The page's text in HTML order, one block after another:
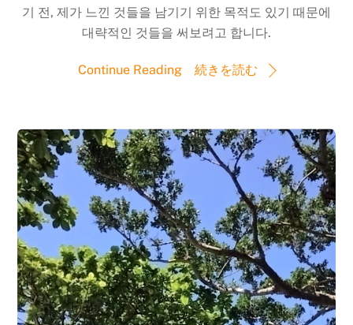
기 전, 제가 느낀 것들을 남기기 위한 목적도 있기 때문에
대략적인 것들을 써보려고 합니다.
Continue Reading 続きを読む